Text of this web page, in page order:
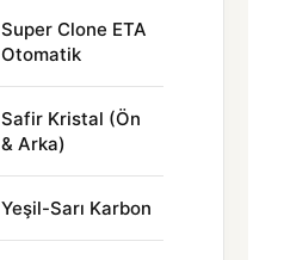
Super Clone ETA
Otomatik
Safir Kristal (Ön
& Arka)
Yeşil-Sarı Karbon